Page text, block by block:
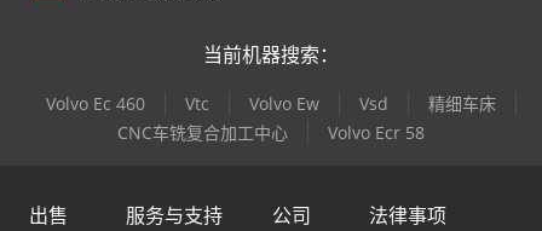
当前机器搜索：
Volvo Ec 460 Vtc Volvo Ew Vsd
精细车床
CNC车铣复合加工中心
Volvo Ecr 58
出售 服务与支持 公司 法律事项